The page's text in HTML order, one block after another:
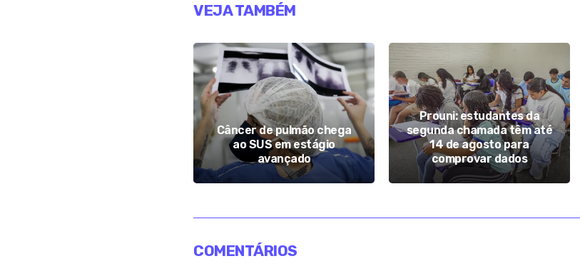
VEJA TAMBÉM
Câncer de pulmão chega
ao SUS em estágio
avançado
Prouni: estudantes da
segunda chamada têm até
14 de agosto para
comprovar dados
COMENTÁRIOS